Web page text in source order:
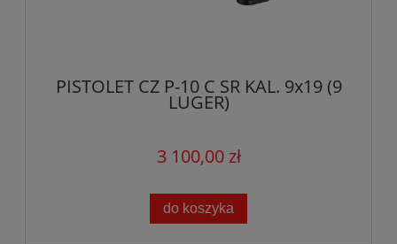
PISTOLET CZ P-10 C SR KAL. 9x19 (9
LUGER)
3 100,00 zł
do koszyka